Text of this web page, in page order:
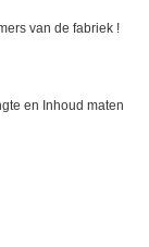
van de fabriek !
en Inhoud maten